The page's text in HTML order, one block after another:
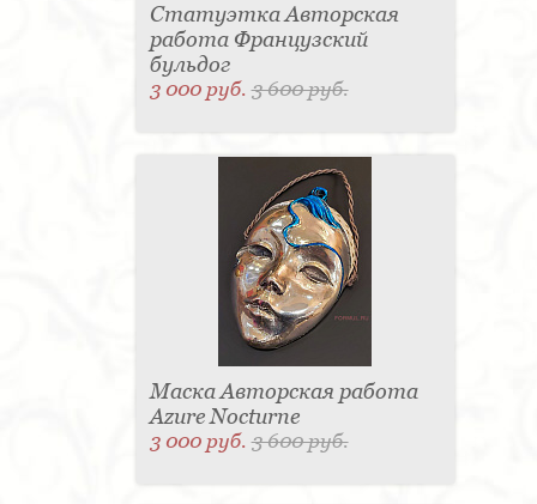
Статуэтка Авторская
работа Французский
бульдог
3 000 руб.3 600 руб.
Маска Авторская работа
Azure Nocturne
3 000 руб.3 600 руб.